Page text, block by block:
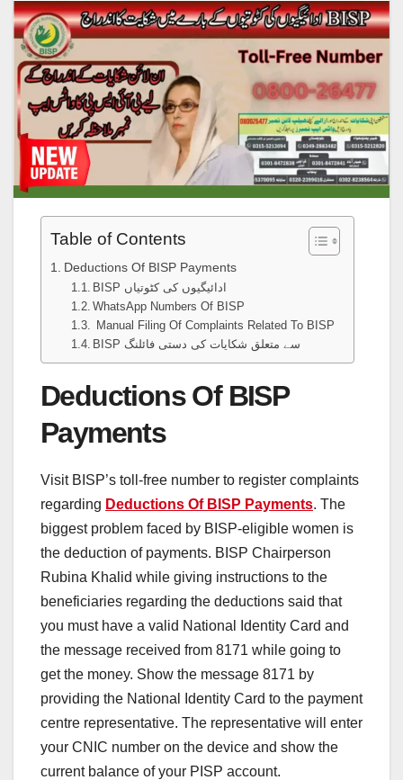
Table of Contents
Deductions Of BISP Payments
BISP ادائیگیوں کی کٹوتیاں
WhatsApp Numbers Of BISP
Manual Filing Of Complaints Related To BISP
BISP سے متعلق شکایات کی دستی فائلنگ
Deductions Of BISP
Payments
Visit BISP’s toll-free number to register complaints
regarding Deductions Of BISP Payments. The
biggest problem faced by BISP-eligible women is
the deduction of payments. BISP Chairperson
Rubina Khalid while giving instructions to the
beneficiaries regarding the deductions said that
you must have a valid National Identity Card and
the message received from 8171 while going to
get the money. Show the message 8171 by
providing the National Identity Card to the payment
centre representative. The representative will enter
your CNIC number on the device and show the
current balance of your PISP account.